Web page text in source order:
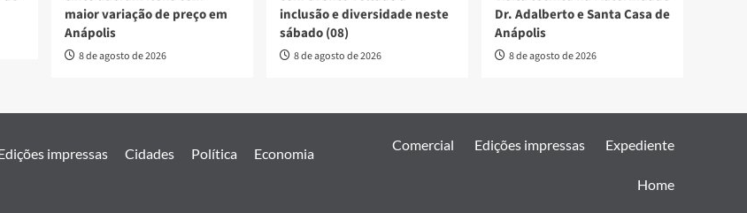
maior variação de preço em
Anápolis
8 de agosto de 2026
inclusão e diversidade neste
sábado (08)
8 de agosto de 2026
Dr. Adalberto e Santa Casa de
Anápolis
8 de agosto de 2026
impressas Cidades Política
Economia
Comercial Edições impressas Expediente
Home